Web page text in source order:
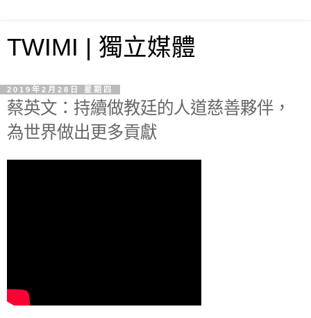
TWIMI | 獨立媒體
2019年2月28日 星期四
蔡英文：持續做教廷的人道慈善夥伴，
為世界做出更多貢獻